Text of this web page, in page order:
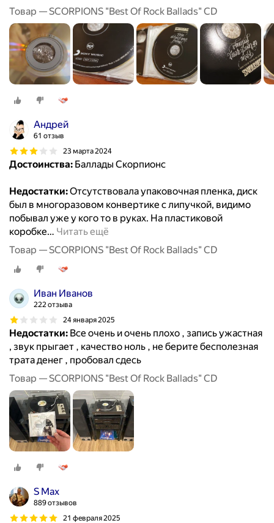
Товар — SCORPIONS "Best Of Rock Ballads" CD
Андрей
61 отзыв
23 марта 2024
Достоинства: Баллады Скорпионс
Недостатки:Отсутствовала упаковочная пленка, диск
был в многоразовом конвертике с липучкой, видимо
побывал уже у кого то в руках. На пластиковой
коробке… Читать ещё
Товар — SCORPIONS "Best Of Rock Ballads" CD
Иван Иванов
222 отзыва
24 января 2025
Недостатки: Все очень и очень плохо , запись ужастная
, звук прыгает , качество ноль , не берите бесполезная
трата денег , пробовал сдесь
Товар — SCORPIONS "Best Of Rock Ballads" CD
S Max
889 отзывов
21 февраля 2025